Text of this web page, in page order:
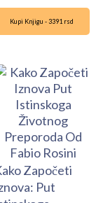
Kupi Knjigu - 3391 rsd
Započeti
Put